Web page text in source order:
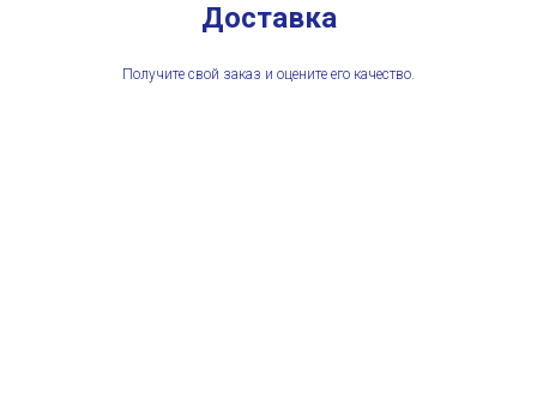
Доставка
Получите свой заказ и оцените его качество.